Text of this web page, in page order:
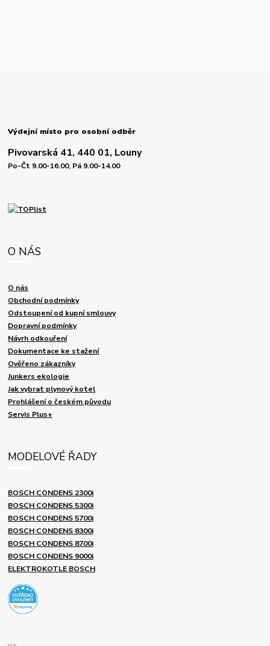
Výdejní místo pro osobní odběr
Pivovarská 41, 440 01, Louny
Po-Čt 9.00-16.00, Pá 9.00-14.00
O NÁS
O nás
Obchodní podmínky
Odstoupení od kupní smlouvy
Dopravní podmínky
Návrh odkouření
Dokumentace ke stažení
Ověřeno zákazníky
Junkers ekologie
Jak vybrat plynový kotel
Prohlášení o českém původu
Servis Plus+
MODELOVÉ ŘADY
BOSCH CONDENS 2300i
BOSCH CONDENS 5300i
BOSCH CONDENS 5700i
BOSCH CONDENS 8300i
BOSCH CONDENS 8700i
BOSCH CONDENS 9000i
ELEKTROKOTLE BOSCH